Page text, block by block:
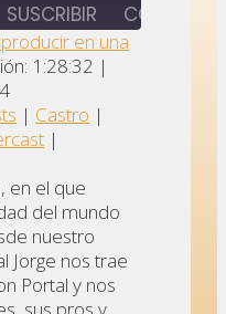
SUSCRIBIR COMPARTIR
en una
1:28:32 |
| Castro |
|
en el que
del mundo
nuestro
Jorge nos trae
Portal y nos